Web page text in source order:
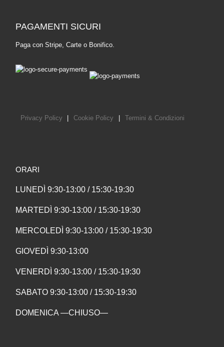
PAGAMENTI SICURI
Paga con Stripe, Carte o Bonifico.
Privacy Policy Cookie Policy Termini & Condizioni
ORARI
LUNEDÌ 9:30-13:00 / 15:30-19:30
MARTEDÌ 9:30-13:00 / 15:30-19:30
MERCOLEDÌ 9:30-13:00 / 15:30-19:30
GIOVEDÌ 9:30-13:00
VENERDÌ 9:30-13:00 / 15:30-19:30
SABATO 9:30-13:00 / 15:30-19:30
DOMENICA —CHIUSO—